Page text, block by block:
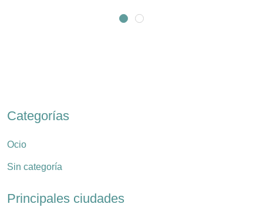
Categorías
Ocio
Sin categoría
Principales ciudades